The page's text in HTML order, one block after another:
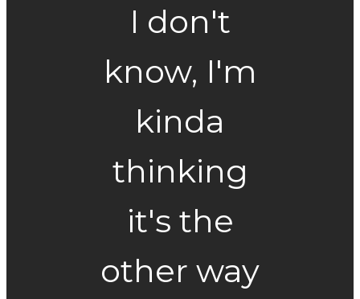
I don't
know, I'm
kinda
thinking
it's the
other way